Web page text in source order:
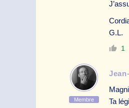
G.L.
1
Membre
Ta